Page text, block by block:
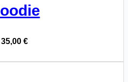
35,00 €